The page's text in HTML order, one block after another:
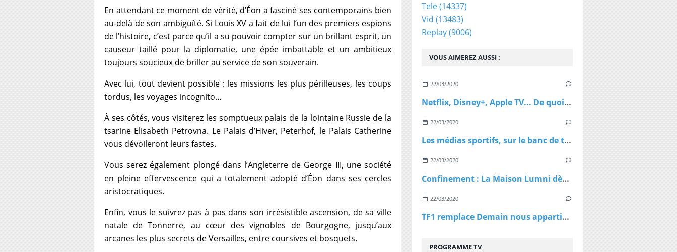
En attendant ce moment de vérité, d’Éon a fasciné ses contemporains bien
au-delà de son ambiguïté. Si Louis XV a fait de lui l’un des premiers espions
de l’histoire, c’est parce qu’il a su pouvoir compter sur un brillant esprit, un
causeur taillé pour la diplomatie, une épée imbattable et un ambitieux
toujours soucieux de briller au service de son souverain.
Avec lui, tout devient possible : les missions les plus périlleuses, les coups
tordus, les voyages incognito…
À ses côtés, vous visiterez les somptueux palais de la lointaine Russie de la
tsarine Elisabeth Petrovna. Le Palais d’Hiver, Peterhof, le Palais Catherine
vous dévoileront leurs fastes.
Vous serez également plongé dans l’Angleterre de George III, une société
en pleine effervescence qui a totalement adopté d’Éon dans ses cercles
aristocratiques.
Enfin, vous le suivrez pas à pas dans son irrésistible ascension, de sa ville
natale de Tonnerre, au cœur des vignobles de Bourgogne, jusqu’aux
arcanes les plus secrets de Versailles, entre coursives et bosquets.
VOUS AIMEREZ AUSSI :
22/03/2020
Netflix, Disney+, Apple TV... De quoi passer du bon temps pendant le confinement
22/03/2020
Les médias sportifs, sur le banc de touche mais pas résignés
22/03/2020
Confinement : La Maison Lumni dès lundi à 9h sur les chaines de France Télévisions
22/03/2020
TF1 remplace Demain nous appartient par Sept à Huit, dès lundi à 19h05 le temps du confinement
Tele(14337)
Vid (13483)
Replay(9006)
PROGRAMME TV